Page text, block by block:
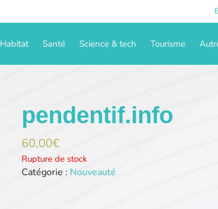
Habitat Santé Science & tech Tourisme
pendentif.info
60,00€
Rupture de stock
Catégorie : Nouveauté